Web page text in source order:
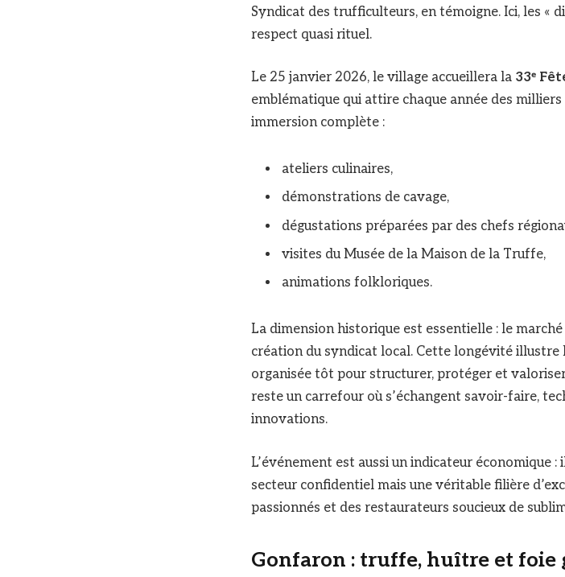
Syndicat des trufficulteurs, en témoigne. Ici, les «
respect quasi rituel.
Le 25 janvier 2026, le village accueillera la 33ᵉ
emblématique qui attire chaque année des
immersion complète :
ateliers culinaires,
démonstrations de cavage,
dégustations préparées par des chefs
visites du Musée de la Maison de la Truffe,
animations folkloriques.
La dimension historique est essentielle : le marché
création du syndicat local. Cette longévité illustre
organisée tôt pour structurer, protéger et
reste un carrefour où s’échangent savoir-faire,
innovations.
L’événement est aussi un indicateur économique
secteur confidentiel mais une véritable filière
passionnés et des restaurateurs soucieux de
Gonfaron : truffe, huître et foie